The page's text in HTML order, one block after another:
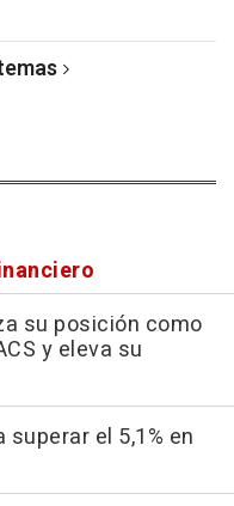
su posición como
y eleva su
el 5,1% en